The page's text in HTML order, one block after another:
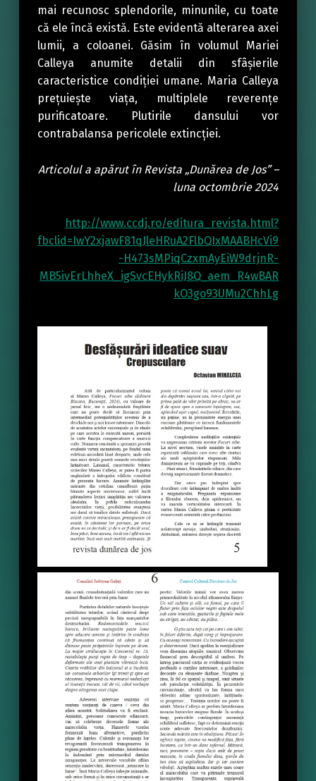
mai recunosc splendorile, minunile, cu toate
că ele încă există. Este evidentă alterarea axei
lumii, a coloanei. Găsim în volumul Mariei
Calleya anumite detalii din sfâșierile
caracteristice condiției umane. Maria Calleya
prețuiește viața, multiplele reverențe
purificatoare. Plutirile dansului vor
contrabalansa pericolele extincției.
Articolul a apărut în Revista „Dunărea de Jos” –
luna octombrie 2024
http://www.ccdj.ro/editura_revista.html?
fbclid=IwY2xjawF81qJleHRuA2FlbQIxMAABHcVi9
-H473sMPiqCzxmAyEiW9drjnR-
MB5ivErLhheX_igSvcEHykRiJ8Q_aem_R4wBAR
kO3go93UMu2ChhLg